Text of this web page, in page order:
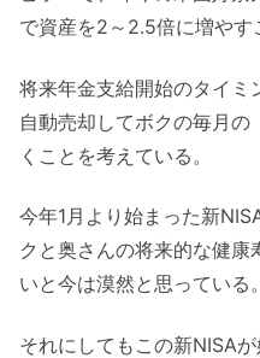
で資産を2～2.5倍に増やす
将来年金支給開始のタイミ
自動売却してボクの毎月
くことを考えている。
今年1月より始まった新
クと奥さんの将来的な健康
いと今は漠然と思っている。
それにしてもこの新NISA